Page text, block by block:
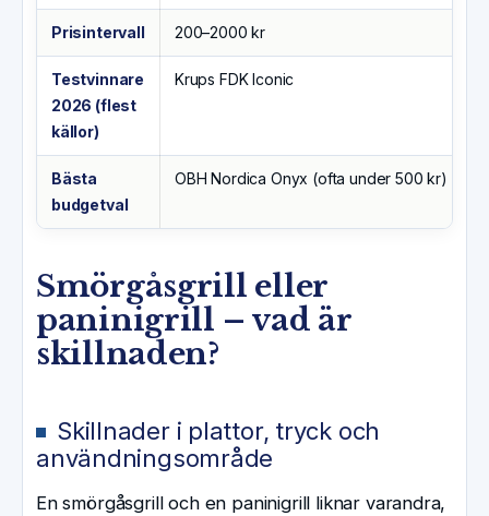
Prisintervall 200–2000 kr
Testvinnare
2026 (flest
källor)
Krups FDK Iconic
Bästa
budgetval
OBH Nordica Onyx (ofta under 500 kr)
Smörgåsgrill eller
paninigrill – vad är
skillnaden?
Skillnader i plattor, tryck och
användningsområde
En smörgåsgrill och en paninigrill liknar varandra,